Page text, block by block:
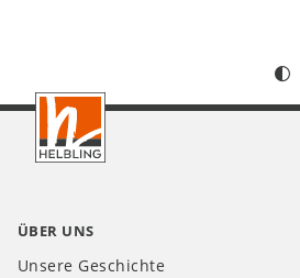
Footer
CH
ÜBER UNS
Unsere Geschichte